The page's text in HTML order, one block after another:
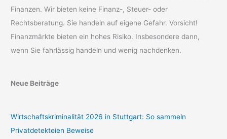
Finanzen. Wir bieten keine Finanz-, Steuer- oder
Rechtsberatung. Sie handeln auf eigene Gefahr. Vorsicht!
Finanzmärkte bieten ein hohes Risiko. Insbesondere dann,
wenn Sie fahrlässig handeln und wenig nachdenken.
Neue Beiträge
Wirtschaftskriminalität 2026 in Stuttgart: So sammeln
Privatdetekteien Beweise